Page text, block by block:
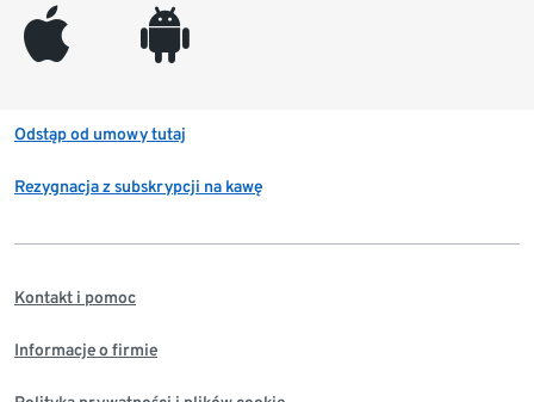
appleinc android
Odstąp od umowy tutaj
Rezygnacja z subskrypcji na kawę
Kontakt i pomoc
Informacje o firmie